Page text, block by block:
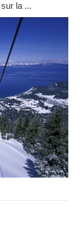
la ...